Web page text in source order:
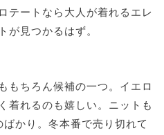
テートなら大人が着れるエレ
が見つかるはず。
もちろん候補の一つ。イエロ
着れるのも嬉しい。ニットも
かり。冬本番で売り切れて